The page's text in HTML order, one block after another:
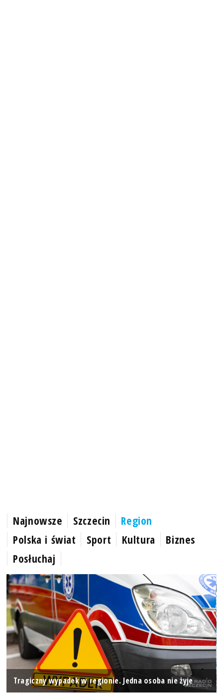
Najnowsze Szczecin
Region
Polska i świat
Sport Kultura
Biznes
Posłuchaj
Tragiczny wypadek w regionie. Jedna osoba nie żyje